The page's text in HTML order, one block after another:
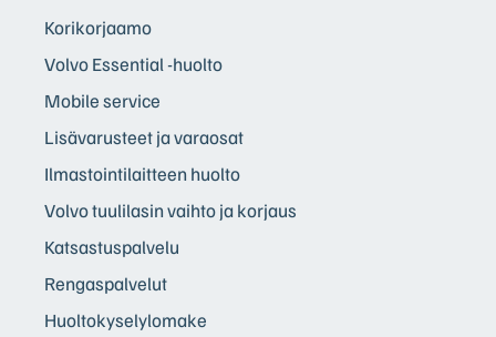
Korikorjaamo
Volvo Essential -huolto
Mobile service
Lisävarusteet ja varaosat
Ilmastointilaitteen huolto
Volvo tuulilasin vaihto ja korjaus
Katsastuspalvelu
Rengaspalvelut
Huoltokyselylomake